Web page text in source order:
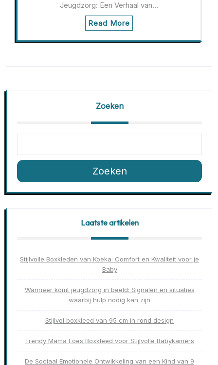
Jeugdzorg: Een Verhaal van…
Read More
Zoeken
Zoeken
Laatste artikelen
Stijlvolle Boxkleden van Koeka: Comfort en Kwaliteit voor je
Baby
Wanneer komt jeugdzorg in beeld: Signalen en situaties
waarbij hulp nodig kan zijn
Stijlvol boxkleed van 95 cm in rond design
Trendy Mama Loes Boxkleed voor Stijlvolle Babykamers
De Sociaal Emotionele Ontwikkeling van een Kind van 9